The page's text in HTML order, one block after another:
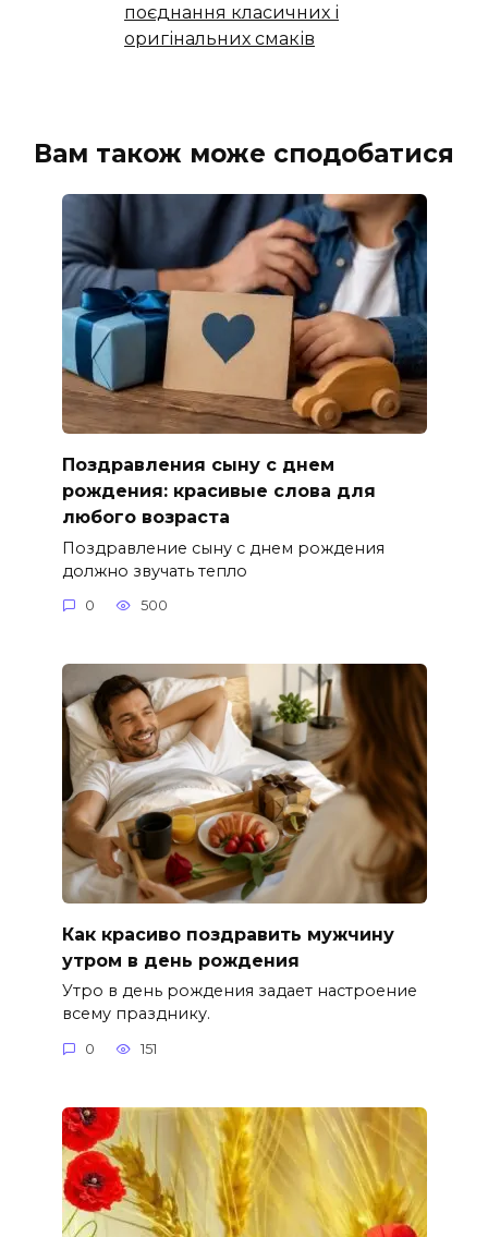
поєднання класичних і
оригінальних смаків
Вам також може сподобатися
Поздравления сыну с днем
рождения: красивые слова для
любого возраста
Поздравление сыну с днем рождения
должно звучать тепло
0 500
Как красиво поздравить мужчину
утром в день рождения
Утро в день рождения задает настроение
всему празднику.
0 151